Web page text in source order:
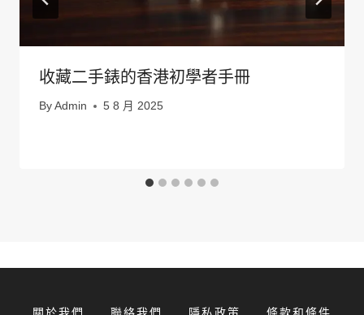
收藏二手錶的香港初學者手冊
By Admin 5 8 月 2025